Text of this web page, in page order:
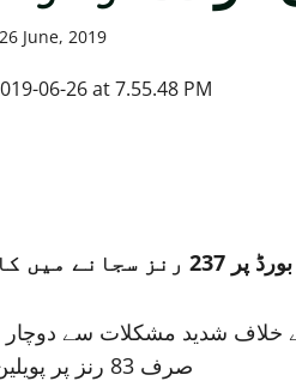
26 June, 2019
کے خلاف شدید مشکلات سے
صرف 83 رنز پر پویلین لوٹ گئی تھی۔